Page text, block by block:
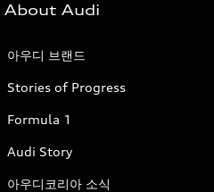
About Audi
아우디 브랜드
Stories of Progress
Formula 1
Audi Story
아우디코리아 소식